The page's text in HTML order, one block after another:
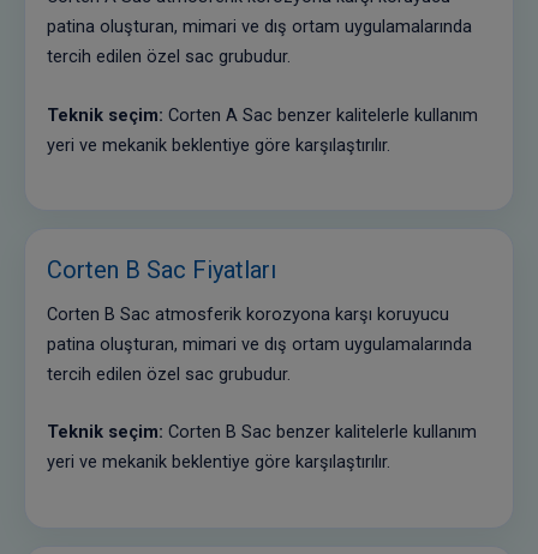
patina oluşturan, mimari ve dış ortam uygulamalarında
tercih edilen özel sac grubudur.
Teknik seçim: Corten A Sac benzer kalitelerle kullanım
yeri ve mekanik beklentiye göre karşılaştırılır.
Corten B Sac Fiyatları
Corten B Sac atmosferik korozyona karşı koruyucu
patina oluşturan, mimari ve dış ortam uygulamalarında
tercih edilen özel sac grubudur.
Teknik seçim: Corten B Sac benzer kalitelerle kullanım
yeri ve mekanik beklentiye göre karşılaştırılır.